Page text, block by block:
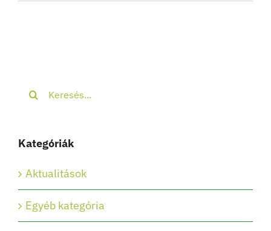
Keresés...
Kategóriák
Aktualitások
Egyéb kategória